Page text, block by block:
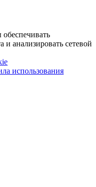
и анализировать сетевой
использования